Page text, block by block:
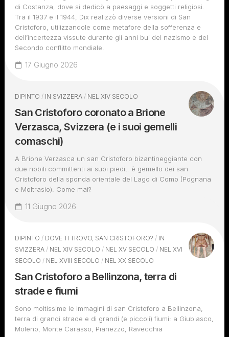
di Costanza, dove si dedicò a paesaggi e soggetti religiosi.
Tra il 1937 e il 1944, Dix realizzò diverse versioni di San
Cristoforo, utilizzandole come metafore della sofferenza e
dell’incertezza vissute durante gli anni bui del nazismo e del
Secondo conflitto mondiale.
17 Giugno 2026
DIPINTO / IN SVIZZERA / NEL XIV SECOLO
San Cristoforo coronato a Brione
Verzasca, Svizzera (e i suoi gemelli
comaschi)
A Brione Verzasca un san Cristoforo bizantineggiante con
due nobili committenti ai suoi piedi,. è gemello dei san
Cristoforo della sponda orientale del Lago di Como (Pognana
e Moltrasio). Come mai?
11 Giugno 2026
DIPINTO / DOVE TI TROVO, SAN CRISTOFORO? / IN
SVIZZERA / NEL XIV SECOLO / NEL XV SECOLO / NEL XVI
SECOLO / NEL XVIII SECOLO / NEL XX SECOLO
San Cristoforo a Bellinzona, terra di
strade e fiumi
Sono moltissime le immagini di san Cristoforo a Bellinzona,
terra di grandi strade e di grandi (e piccoli) fiumi: a Giubiasco,
Moleno, Monte Carasso, Pianezzo, Ravecchia